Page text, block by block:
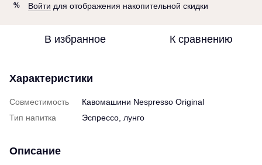
% Войти для отображения накопительной скидки
В избранное К сравнению
Характеристики
Совместимость
Кавомашини Nespresso Original
Тип напитка
Эспрессо, лунго
Описание